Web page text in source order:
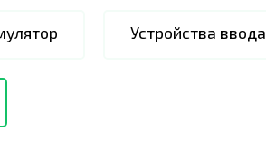
Устройства ввода